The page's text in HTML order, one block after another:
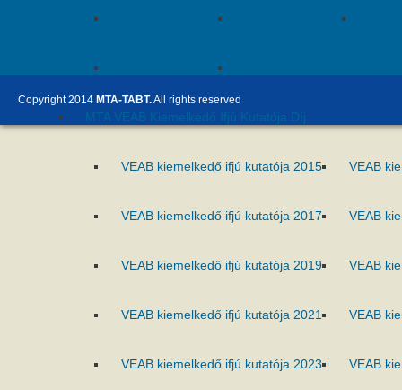
MTA VEAB Kiemelkedő Ifjú Kutatója Díj
VEAB kiemelkedő ifjú kutatója 2015 VEAB
VEAB kiemelkedő ifjú kutatója 2017 VEAB
VEAB kiemelkedő ifjú kutatója 2019 VEAB
VEAB kiemelkedő ifjú kutatója 2021 VEAB
VEAB kiemelkedő ifjú kutatója 2023 VEAB
Copyright 2014 MTA-TABT.All rights reserved